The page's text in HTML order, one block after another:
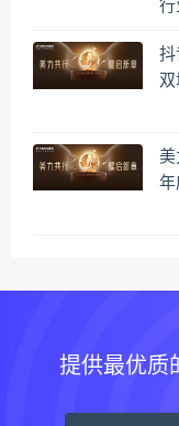
行
抖
美
年
提供最优质